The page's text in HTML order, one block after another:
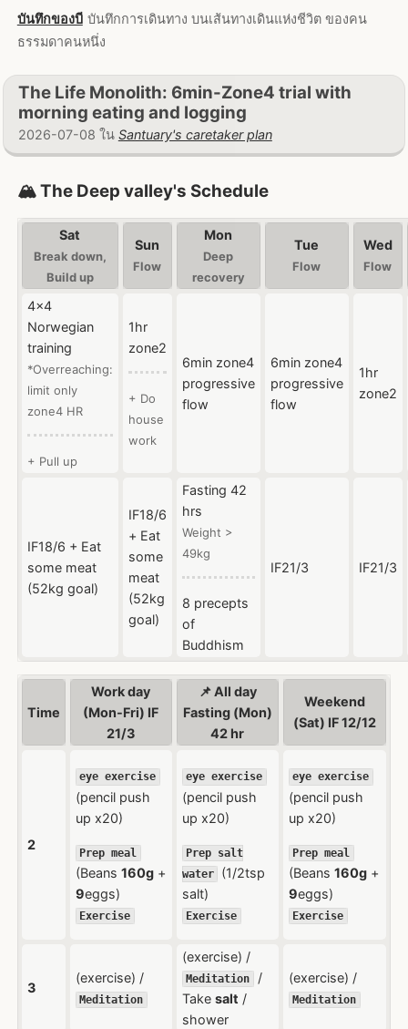
บันทึกของบี บันทึกการเดินทาง บนเส้นทางเดินแห่งชีวิต ของคน
ธรรมดาคนหนึ่ง
The Life Monolith: 6min-Zone4 trial with
morning eating and logging
2026-07-08 ใน Santuary's caretaker plan
🏔️ The Deep valley's Schedule
Sat
Break down,
Build up
Sun
Flow
Mon
Deep
recovery
Tue
Flow
Wed
Flow
4x4
Norwegian
training
*Overreaching:
limit only
zone4 HR
+ Pull up
1hr
zone2
+ Do
house
work
6min zone4
progressive
flow
6min zone4
progressive
flow
1hr
zone2
IF18/6 + Eat
some meat
(52kg goal)
IF18/6
+ Eat
some
meat
(52kg
goal)
Fasting 42
hrs
Weight >
49kg
8 precepts
of
Buddhism
IF21/3 IF21/3
Time
Work day
(Mon-Fri) IF
21/3
📌 All day
Fasting (Mon)
42 hr
Weekend
(Sat) IF 12/12
2
eye exercise
(pencil push
up x20)
Prep meal
(Beans 160g+
9eggs)
Exercise
eye exercise
(pencil push
up x20)
Prep salt
water
(1/2tsp
salt)
Exercise
eye exercise
(pencil push
up x20)
Prep meal
(Beans 160g+
9eggs)
Exercise
3
(exercise) /
Meditation
(exercise) /
Meditation
/
Take salt /
shower
(exercise) /
Meditation